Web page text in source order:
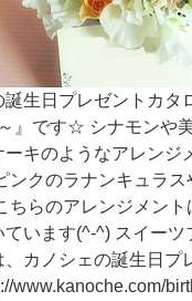
誕生日プレゼントカ
』です☆ シナモンや
ーキのようなアレンジ
ンクのラナンキュラ
ちらのアレンジメン
ています(^-^) スイー
、カノシェの誕生日